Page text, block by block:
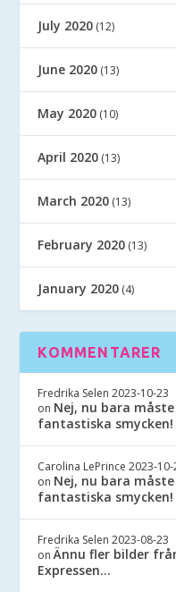
July 2020 (12)
June 2020 (13)
May 2020 (10)
April 2020 (13)
March 2020 (13)
February 2020 (13)
January 2020 (4)
KOMMENTARER
Fredrika Selen 2023-10-23
on Nej, nu bara
fantastiska smycken!
Carolina LePrince 2023-10-
on Nej, nu bara
fantastiska smycken!
Fredrika Selen 2023-08-23
onÄnnu fler bilder
Expressen…